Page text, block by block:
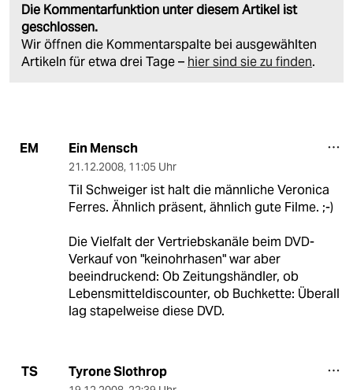
Die Kommentarfunktion unter diesem Artikel ist
geschlossen.
Wir öffnen die Kommentarspalte bei ausgewählten
Artikeln für etwa drei Tage – hier sind sie zu finden.
EM Ein Mensch
21.12.2008, 11:05 Uhr
Til Schweiger ist halt die männliche Veronica
Ferres. Ähnlich präsent, ähnlich gute Filme. ;-)
Die Vielfalt der Vertriebskanäle beim DVD-
Verkauf von "keinohrhasen" war aber
beeindruckend: Ob Zeitungshändler, ob
Lebensmitteldiscounter, ob Buchkette: Überall
lag stapelweise diese DVD.
TS Tyrone Slothrop